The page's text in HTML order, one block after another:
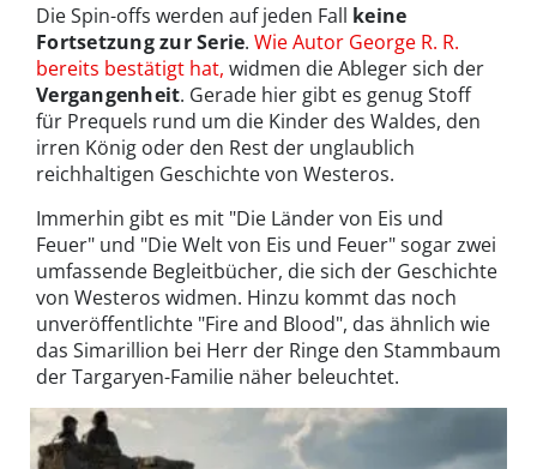
Die Spin-offs werden auf jeden Fall keine
Fortsetzung zur Serie.Wie Autor George R. R.
bereits bestätigt hat, widmen die Ableger sich der
Vergangenheit. Gerade hier gibt es genug Stoff
für Prequels rund um die Kinder des Waldes, den
irren König oder den Rest der unglaublich
reichhaltigen Geschichte von Westeros.
Immerhin gibt es mit "Die Länder von Eis und
Feuer" und "Die Welt von Eis und Feuer" sogar zwei
umfassende Begleitbücher, die sich der Geschichte
von Westeros widmen. Hinzu kommt das noch
unveröffentlichte "Fire and Blood", das ähnlich wie
das Simarillion bei Herr der Ringe den Stammbaum
der Targaryen-Familie näher beleuchtet.